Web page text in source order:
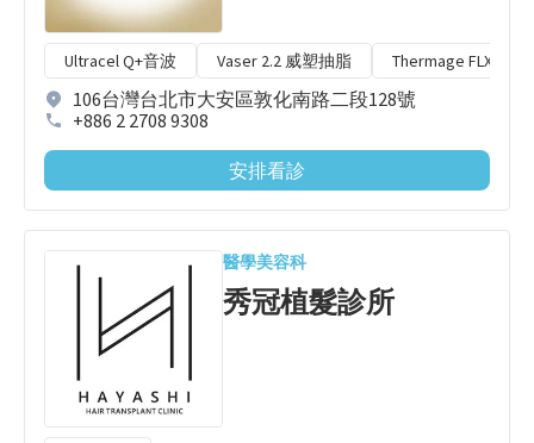
Ultracel Q+音波 Vaser 2.2 威塑抽脂 Thermage FLX 鳳
106台灣台北市大安區敦化南路二段128號
+886 2 2708 9308
安排看診
醫學美容科
秀冠植髮診所